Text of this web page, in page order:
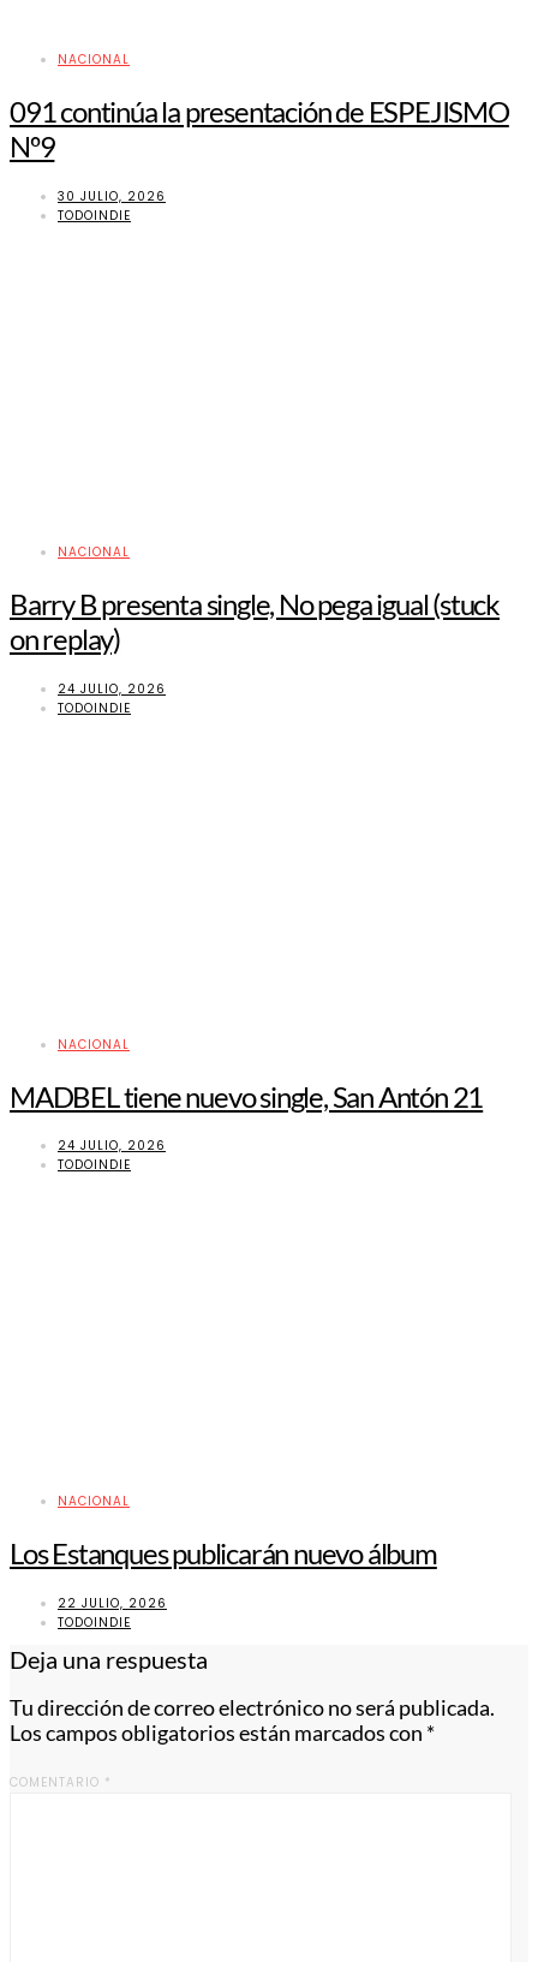
NACIONAL
091 continúa la presentación de ESPEJISMO
Nº9
30 JULIO, 2026
TODOINDIE
NACIONAL
Barry B presenta single, No pega igual (stuck
on replay)
24 JULIO, 2026
TODOINDIE
NACIONAL
MADBEL tiene nuevo single, San Antón 21
24 JULIO, 2026
TODOINDIE
NACIONAL
Los Estanques publicarán nuevo álbum
22 JULIO, 2026
TODOINDIE
Deja una respuesta
Tu dirección de correo electrónico no será publicada.
Los campos obligatorios están marcados con *
COMENTARIO *